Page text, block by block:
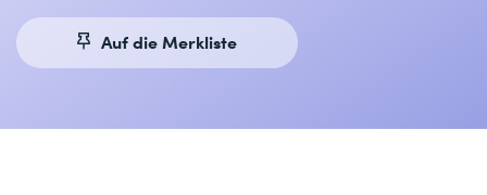
Auf die Merkliste